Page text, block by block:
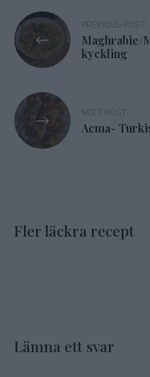
Inläggsnavigering
Maghrabie/
kyckling
Acma-
Fler läckra recept
Lämna ett svar